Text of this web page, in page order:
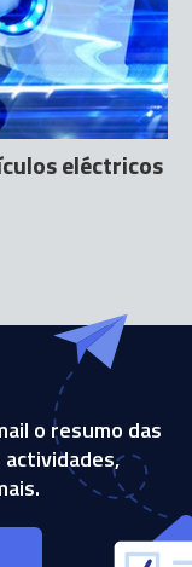
eléctricos
o resumo das